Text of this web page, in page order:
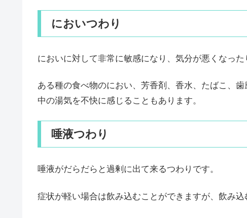
においつわり
においに対して非常に敏感になり、気分が悪くなっ
ある種の食べ物のにおい、芳香剤、香水、たばこ、
中の湯気を不快に感じることもあります。
唾液つわり
唾液がだらだらと過剰に出て来るつわりです。
症状が軽い場合は飲み込むことができますが、飲み